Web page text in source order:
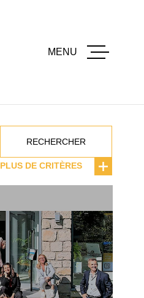
LOUER
MENU
PLUS DE CRITÈRES
RECHERCHER